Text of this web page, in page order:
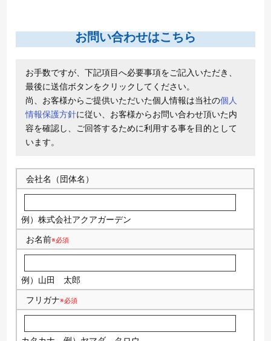
お問い合わせはこちら
お手数ですが、下記項目へ必要事項をご記入いただき、
最後に送信ボタンをクリックしてください。
尚、お客様からご提供いただいた個人情報は当社の個人
情報保護方針に従い、お客様からお問い合わせ頂いた内
容を確認し、ご回答するために利用する事を目的として
います。
会社名（団体名）
例）株式会社アクアガーデン
お名前※必須
例）山田 太郎
フリガナ※必須